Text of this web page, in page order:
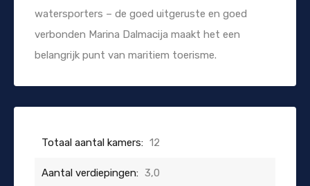
watersporters – de goed uitgeruste en goed
verbonden Marina Dalmacija maakt het een
belangrijk punt van maritiem toerisme.
Totaal aantal kamers: 12
Aantal verdiepingen: 3,0